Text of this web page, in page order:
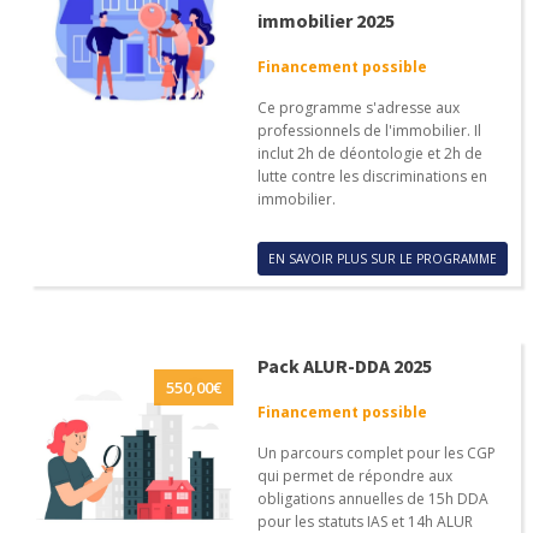
immobilier 2025
Financement possible
Ce programme s'adresse aux
professionnels de l'immobilier. Il
inclut 2h de déontologie et 2h de
lutte contre les discriminations en
immobilier.
EN SAVOIR PLUS SUR LE PROGRAMME
550,00€
Pack ALUR-DDA 2025
Financement possible
Un parcours complet pour les CGP
qui permet de répondre aux
obligations annuelles de 15h DDA
pour les statuts IAS et 14h ALUR